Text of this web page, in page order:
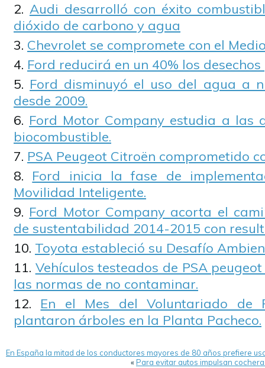
Audi desarrolló con éxito
dióxido de carbono y agua
Chevrolet se compromete con el
Ford reducirá en un 40% los
Ford disminuyó el uso del agua a
desde 2009.
Ford Motor Company estudia a las
biocombustible.
PSA Peugeot Citroën comprometido
Ford inicia la fase de
Movilidad Inteligente.
Ford Motor Company acorta el
de sustentabilidad 2014-2015 con
Toyota estableció su Desafío
Vehículos testeados de PSA
las normas de no contaminar.
En el Mes del Voluntariado de
plantaron árboles en la Planta Pacheco.
En España la mitad de los conductores mayores de 80 años prefiere
«Para evitar autos impulsan